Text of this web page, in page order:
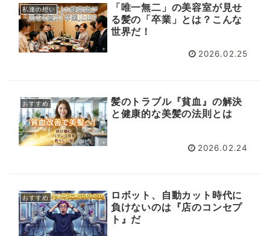
私達の想い
「唯一無二」の美容室が見せ
る髪の「卒業」とは？こんな
世界だ！
2026.02.25
おすすめ
髪のトラブル『貧血』の解決
と健康的な美髪の法則とは
2026.02.24
おすすめ
ロボット、自動カット時代に
負けないのは『店のコンセプ
ト』だ